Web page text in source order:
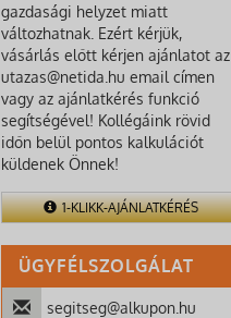
gazdasági helyzet miatt
változhatnak. Ezért kérjük,
vásárlás előtt kérjen ajánlatot az
utazas@netida.hu email címen
vagy az ajánlatkérés funkció
segítségével! Kollégáink rövid
időn belül pontos kalkulációt
küldenek Önnek!
1-KLIKK-AJÁNLATKÉRÉS
ÜGYFÉLSZOLGÁLAT
segitseg@alkupon.hu